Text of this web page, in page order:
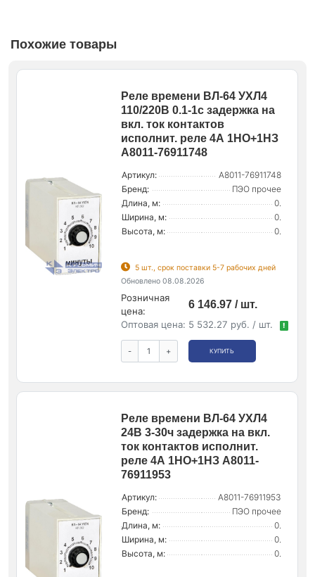
Похожие товары
Реле времени ВЛ-64 УХЛ4
110/220В 0.1-1с задержка на
вкл. ток контактов
исполнит. реле 4А 1НО+1НЗ
A8011-76911748
Артикул:
A8011-76911748
Бренд:
ПЭО прочее
Длина, м:
0.
Ширина, м:
0.
Высота, м:
0.
5 шт., срок поставки 5-7 рабочих дней
Обновлено 08.08.2026
Розничная
цена:
6 146.97 / шт.
Оптовая цена: 5 532.27 руб. / шт. !
- + КУПИТЬ
Реле времени ВЛ-64 УХЛ4
24В 3-30ч задержка на вкл.
ток контактов исполнит.
реле 4А 1НО+1НЗ A8011-
76911953
Артикул:
A8011-76911953
Бренд:
ПЭО прочее
Длина, м:
0.
Ширина, м:
0.
Высота, м:
0.